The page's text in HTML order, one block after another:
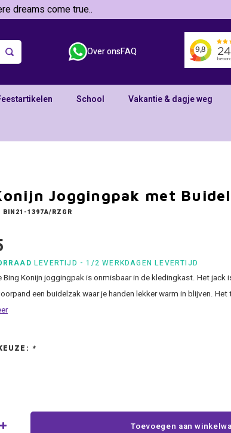
dreams come true..
Over onsFAQ
School Vakantie & dagje weg
Joggingpak met
BIN21-1397A/RZGR
LEVERTIJD - 1/2 WERKDAGEN LEVERTIJD
Konijn joggingpak is onmisbaar in de kledingkast. Het jack
een buidelzak waar je handen lekker warm in blijven.
*
Toevoegen aan